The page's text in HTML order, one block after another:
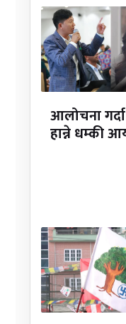
आलोचना
हान्ने धम्की